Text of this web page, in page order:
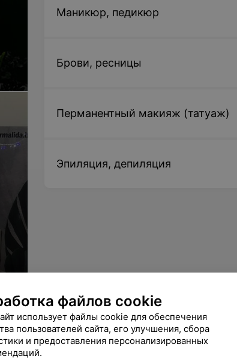
Маникюр, педикюр
Брови, ресницы
Перманентный макияж (татуаж)
Эпиляция, депиляция
файлов cookie
использует файлы cookie для обеспечения
пользователей сайта, его улучшения, сбора
и предоставления персонализированных